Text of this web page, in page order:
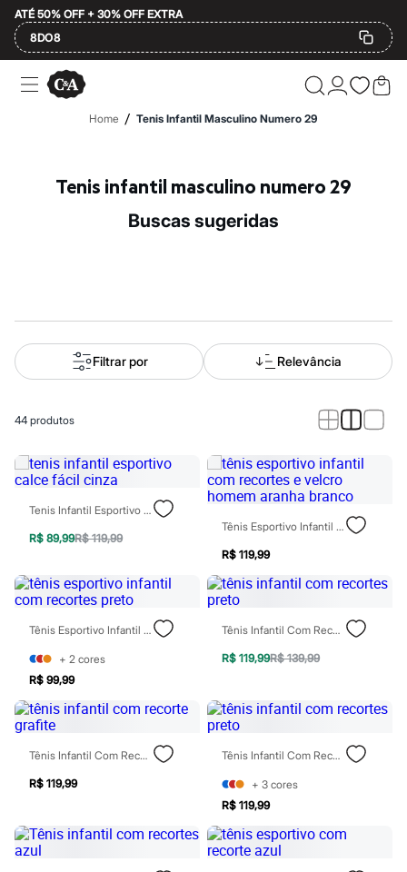
ATÉ 50% OFF + 30% OFF EXTRA
8DO8
Ofertas
Compre por Departamento
Mindse7
Plus Size
Alfaiataria
Novidades
Roupas
Blusas e Camisetas
Casacos e Jaquetas
Macacões
Saias
Shorts e Bermudas
Vestidos
Bolsas
Bijoux
Cintos
Óculos
Relógios
Calçados
Botas
Chinelos
Rasteirinhas
Sandálias
Sapatilhas
Tênis
Marcas
Clock House
Yessica
Moda esportiva
Home / Tenis Infantil Masculino Numero 29
Tenis infantil masculino numero 29
buscas sugeridas
Filtrar por Relevância
44 produtos
Tenis Infantil Esportivo Calce Fácil Cinza
R$ 89,99R$ 119,99
Tênis Esportivo Infantil Com Recortes E Velcro Homem Aranha Branco
R$ 119,99
Tênis Esportivo Infantil Com Recortes Preto
+ 2 cores
R$ 99,99
Tênis Infantil Com Recortes Preto
R$ 119,99R$ 139,99
Tênis Infantil Com Recorte Grafite
R$ 119,99
Tênis Infantil Com Recortes Preto
+ 3 cores
R$ 119,99